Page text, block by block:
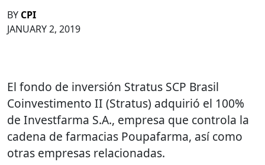
BY CPI
JANUARY 2, 2019
El fondo de inversión Stratus SCP Brasil
Coinvestimento II (Stratus) adquirió el 100%
de Investfarma S.A., empresa que controla la
cadena de farmacias Poupafarma, así como
otras empresas relacionadas.